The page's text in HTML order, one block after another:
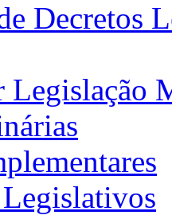
Decretos
Legislação